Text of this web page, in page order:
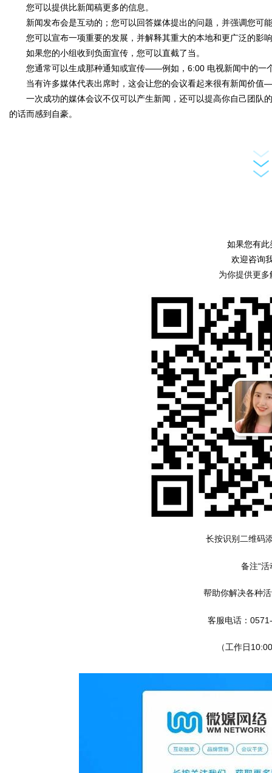
会
您可以提供比新闻稿更多的信息。
新闻发布会是互动的；您可以回答媒体提出的问题，并强调您可
您可以宣布一项重要的发展，并解释其重大的本地和更广泛的影
如果您的小组收到负面宣传，您可以直截了当。
您通常可以生成那种通知或宣传——例如，6:00 电视新闻中的一
当有许多媒体代表出席时，这会让您的会议看起来很有新闻价值
一次成功的媒体会议不仅可以产生新闻，还可以提高你自己团队
的话而感到自豪。
如果您有此
欢迎咨询
为你提供更多
长按识别二维码
备注“活
帮助你解决各种
客服电话：
（工作日